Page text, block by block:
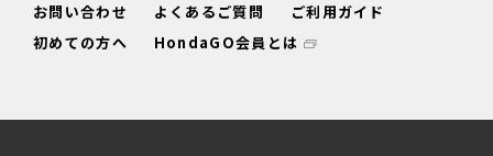
お問い合わせ よくあるご質問
ご利用ガイド
初めての方へ
HondaGO会員とは